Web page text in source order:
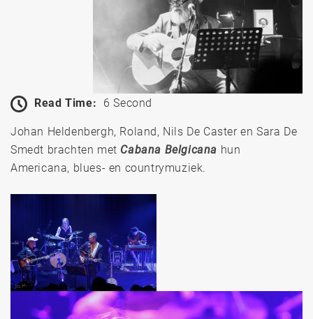
Read Time: 6 Second
Johan Heldenbergh, Roland, Nils De Caster en Sara De
Smedt brachten met Cabana Belgicana hun
Americana, blues- en country­mu­ziek.